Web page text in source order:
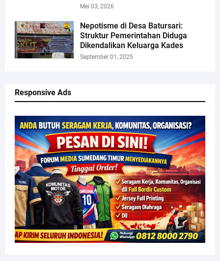
Mei 03, 2026
Nepotisme di Desa Batursari:
Struktur Pemerintahan Diduga
Dikendalikan Keluarga Kades
September 01, 2025
Responsive Ads